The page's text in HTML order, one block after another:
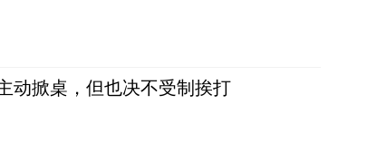
动掀桌，但也决不受制挨打